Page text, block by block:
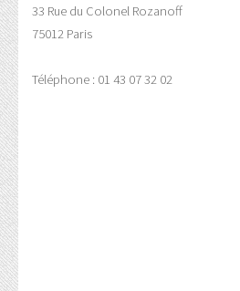
33 Rue du Colonel Rozanoff
75012 Paris
Téléphone : 01 43 07 32 02